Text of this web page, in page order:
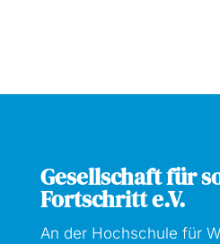
Gesellschaft für
Fortschritt e.V.
An der Hochschule für